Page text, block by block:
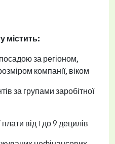
містить:
за регіоном,
компанії, віком
за групами заробітної
від 1 до 9 децилів